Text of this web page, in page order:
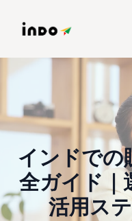
インドでの
全ガイド｜
活用ス